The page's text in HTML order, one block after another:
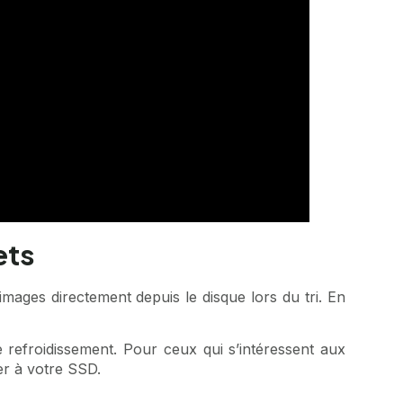
directement depuis le disque lors du tri. En
Pour ceux qui s’intéressent aux
à votre SSD.